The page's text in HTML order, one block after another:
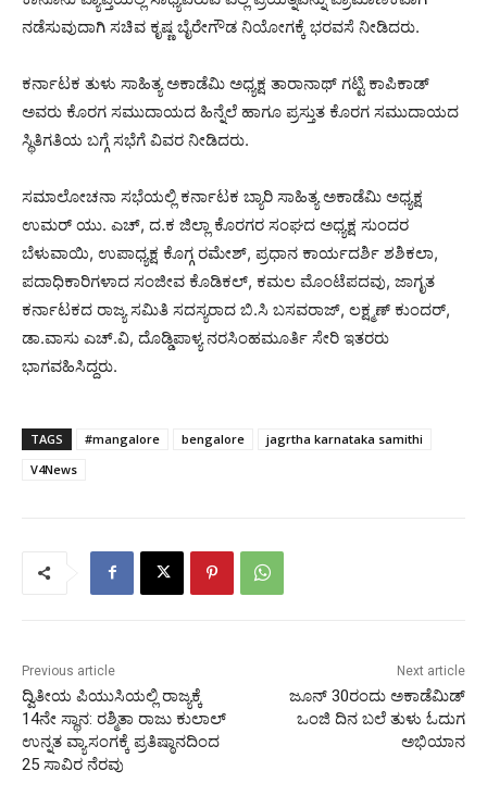
ನಡೆಸುವುದಾಗಿ ಸಚಿವ ಕೃಷ್ಣ ಬೈರೇಗೌಡ ನಿಯೋಗಕ್ಕೆ ಭರವಸೆ ನೀಡಿದರು.
ಕರ್ನಾಟಕ ತುಳು ಸಾಹಿತ್ಯ ಅಕಾಡೆಮಿ ಅಧ್ಯಕ್ಷ ತಾರಾನಾಥ್ ಗಟ್ಟಿ ಕಾಪಿಕಾಡ್
ಅವರು ಕೊರಗ ಸಮುದಾಯದ ಹಿನ್ನೆಲೆ ಹಾಗೂ ಪ್ರಸ್ತುತ ಕೊರಗ ಸಮುದಾಯದ
ಸ್ಥಿತಿಗತಿಯ ಬಗ್ಗೆ ಸಭೆಗೆ ವಿವರ ನೀಡಿದರು.
ಸಮಾಲೋಚನಾ ಸಭೆಯಲ್ಲಿ ಕರ್ನಾಟಕ ಬ್ಯಾರಿ ಸಾಹಿತ್ಯ ಅಕಾಡೆಮಿ ಅಧ್ಯಕ್ಷ
ಉಮರ್ ಯು. ಎಚ್, ದ.ಕ ಜಿಲ್ಲಾ ಕೊರಗರ ಸಂಘದ ಅಧ್ಯಕ್ಷ ಸುಂದರ
ಬೆಳುವಾಯಿ, ಉಪಾಧ್ಯಕ್ಷ ಕೊಗ್ಗ ರಮೇಶ್, ಪ್ರಧಾನ ಕಾರ್ಯದರ್ಶಿ ಶಶಿಕಲಾ,
ಪದಾಧಿಕಾರಿಗಳಾದ ಸಂಜೀವ ಕೊಡಿಕಲ್, ಕಮಲ ಮೊಂಟೆಪದವು, ಜಾಗೃತ
ಕರ್ನಾಟಕದ ರಾಜ್ಯ ಸಮಿತಿ ಸದಸ್ಯರಾದ ಬಿ.ಸಿ ಬಸವರಾಜ್, ಲಕ್ಷ್ಮಣ್ ಕುಂದರ್,
ಡಾ.ವಾಸು ಎಚ್.ವಿ, ದೊಡ್ಡಿಪಾಳ್ಯ ನರಸಿಂಹಮೂರ್ತಿ ಸೇರಿ ಇತರರು
ಭಾಗವಹಿಸಿದ್ದರು.
TAGS #mangalore bengalore
jagrtha karnataka samithi
V4News
Previous article
ದ್ವಿತೀಯ ಪಿಯುಸಿಯಲ್ಲಿ ರಾಜ್ಯಕ್ಕೆ
14ನೇ ಸ್ಥಾನ: ರಶ್ಮಿತಾ ರಾಜು ಕುಲಾಲ್
ಉನ್ನತ ವ್ಯಾಸಂಗಕ್ಕೆ ಪ್ರತಿಷ್ಠಾನದಿಂದ
25 ಸಾವಿರ ನೆರವು
Next article
ಜೂನ್ 30ರಂದು ಅಕಾಡೆಮಿಡ್
ಒಂಜಿ ದಿನ ಬಲೆ ತುಳು ಓದುಗ
ಅಭಿಯಾನ